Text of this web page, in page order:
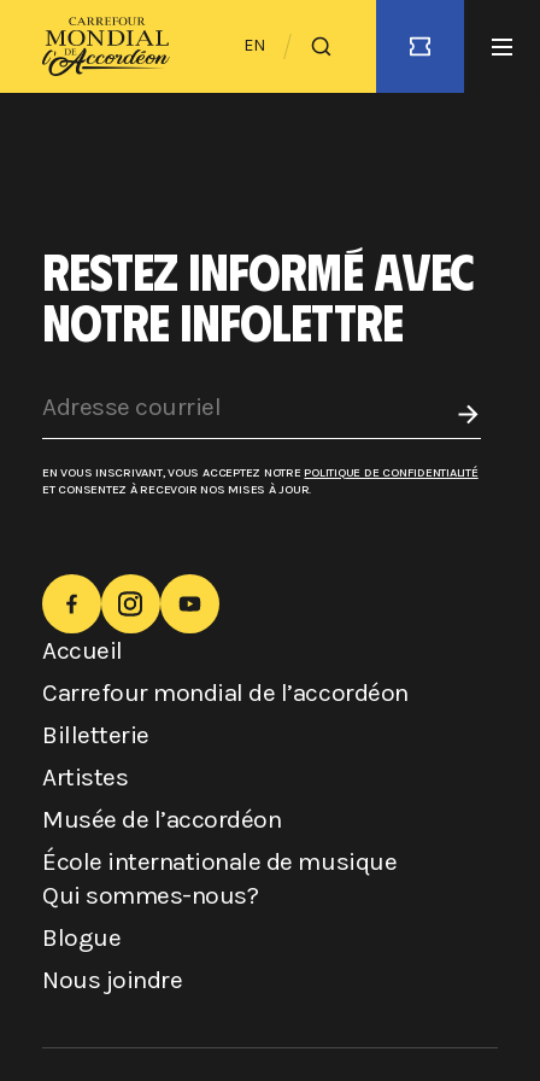
EN
RESTEZ INFORMÉ AVEC
NOTRE INFOLETTRE
EN VOUS INSCRIVANT, VOUS ACCEPTEZ NOTRE POLITIQUE DE CONFIDENTIALITÉ
ET CONSENTEZ À RECEVOIR NOS MISES À JOUR.
Accueil
Carrefour mondial de l’accordéon
Billetterie
Artistes
Musée de l’accordéon
École internationale de musique
Qui sommes-nous?
Blogue
Nous joindre